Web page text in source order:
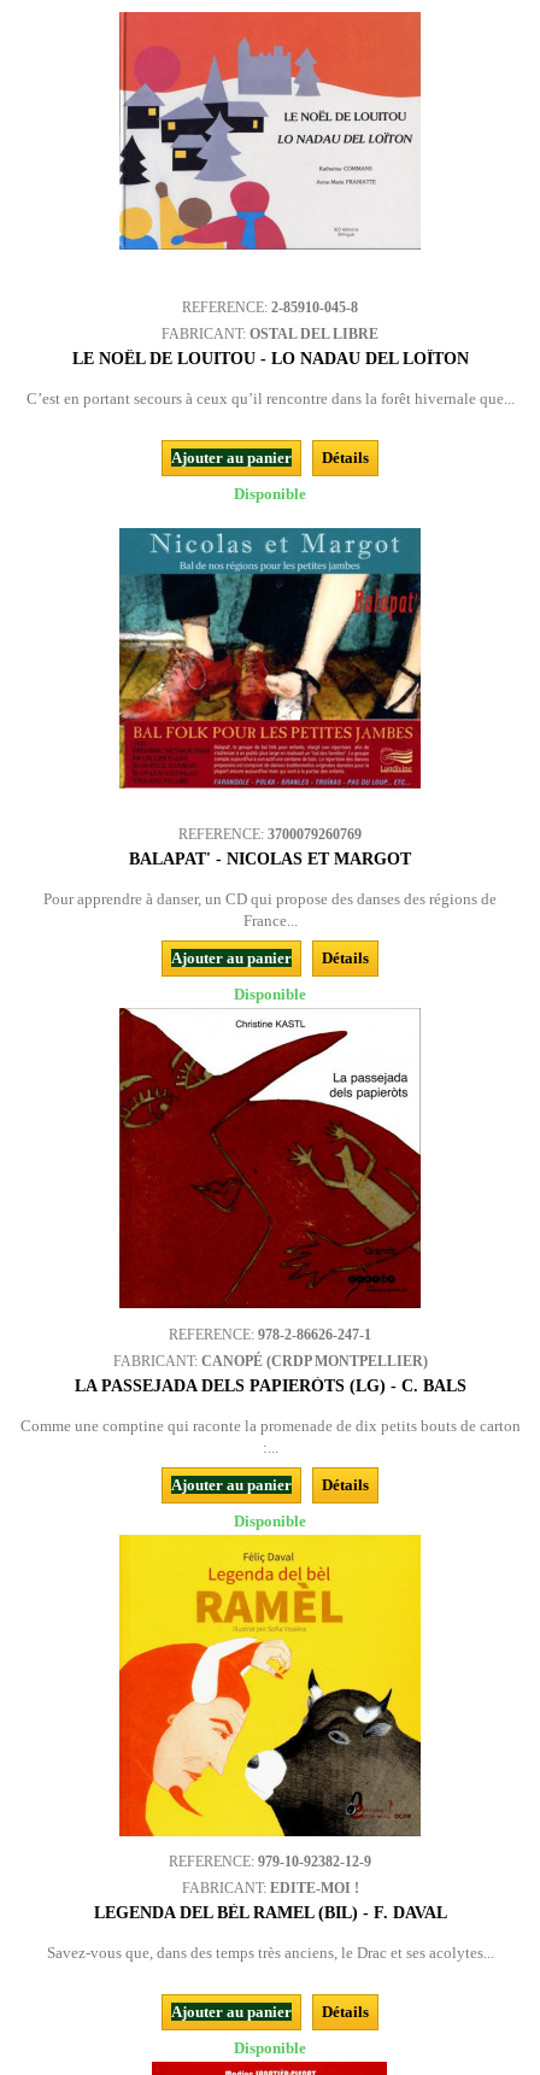
REFERENCE: 2-85910-045-8
FABRICANT: OSTAL DEL LIBRE
LE NOËL DE LOUITOU - LO NADAU DEL LOÏTON
C’est en portant secours à ceux qu’il rencontre dans la forêt hivernale que...
Ajouter au panier
Détails
Disponible
REFERENCE: 3700079260769
BALAPAT' - NICOLAS ET MARGOT
Pour apprendre à danser, un CD qui propose des danses des régions de
France...
Ajouter au panier
Détails
Disponible
REFERENCE: 978-2-86626-247-1
FABRICANT: CANOPÉ (CRDP MONTPELLIER)
LA PASSEJADA DELS PAPIERÒTS (LG) - C. BALS
Comme une comptine qui raconte la promenade de dix petits bouts de carton
:...
Ajouter au panier
Détails
Disponible
REFERENCE: 979-10-92382-12-9
FABRICANT: EDITE-MOI !
LEGENDA DEL BÈL RAMEL (BIL) - F. DAVAL
Savez-vous que, dans des temps très anciens, le Drac et ses acolytes...
Ajouter au panier
Détails
Disponible